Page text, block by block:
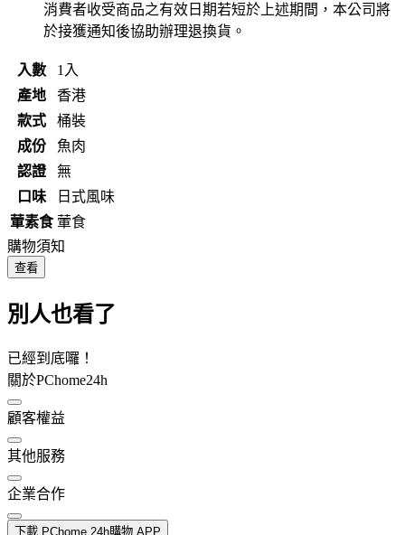
消費者收受商品之有效日期若短於上述期間，本公司將
於接獲通知後協助辦理退換貨。
入數
1入
產地
香港
款式
桶裝
成份
魚肉
認證
無
口味
日式風味
葷素食 葷食
購物須知
查看
別人也看了
已經到底囉！
關於PChome24h
顧客權益
其他服務
企業合作
下載 PChome 24h購物 APP